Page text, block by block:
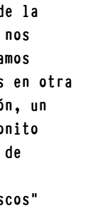
la
en otra
un
"